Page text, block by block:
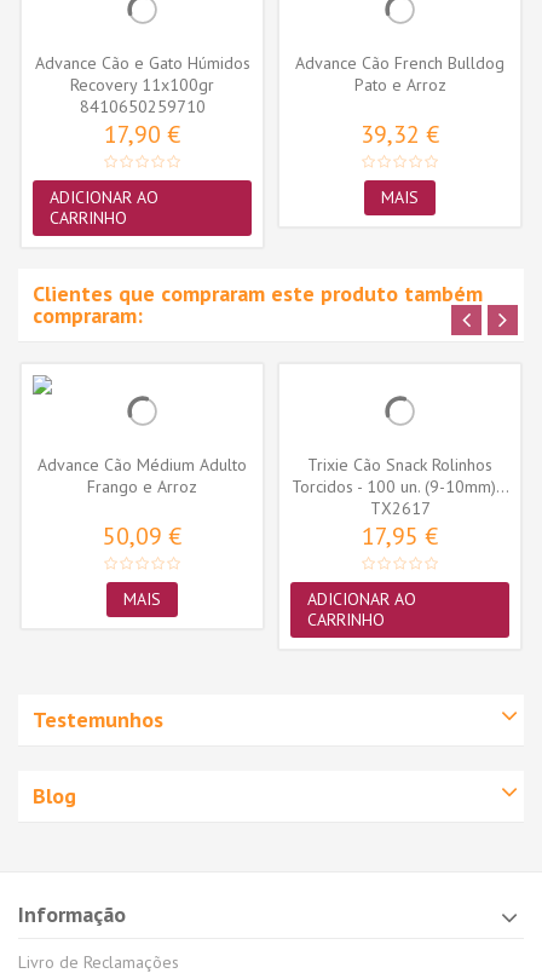
Advance Cão e Gato Húmidos
Recovery 11x100gr
8410650259710
17,90 €
ADICIONAR AO
CARRINHO
Advance Cão French Bulldog
Pato e Arroz
39,32 €
MAIS
Clientes que compraram este produto também
compraram:
Advance Cão Médium Adulto
Frango e Arroz
50,09 €
MAIS
Trixie Cão Snack Rolinhos
Torcidos - 100 un. (9-10mm)...
TX2617
17,95 €
ADICIONAR AO
CARRINHO
Testemunhos
Blog
Informação
Livro de Reclamações